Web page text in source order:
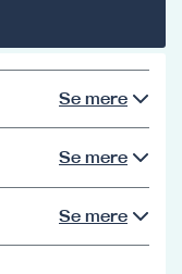
Se mere
Se mere
Se mere